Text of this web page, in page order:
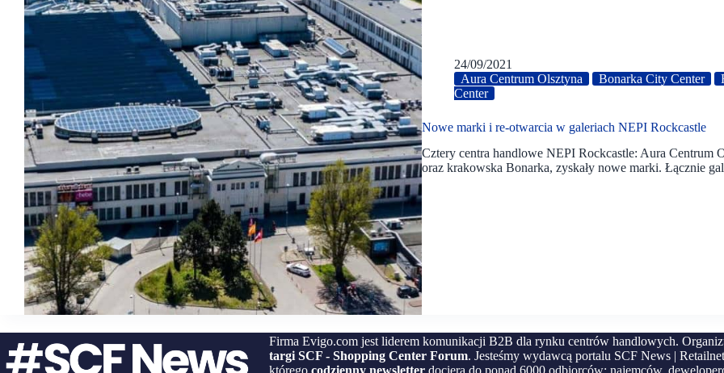
24/09/2021
Aura Centrum Olsztyna
Bonarka City Center
Center
Nowe marki i re-otwarcia w galeriach NEPI Rockcastle
Cztery centra handlowe NEPI Rockcastle: Aura Centrum
oraz krakowska Bonarka, zyskały nowe marki. Łącznie
Firma Evigo.com jest liderem komunikacji B2B dla rynku centrów handlowych.
targi SCF - Shopping Center Forum. Jesteśmy wydawcą portalu SCF News |
którego codzienny newsletter dociera do ponad 6000 odbiorców: najemców,